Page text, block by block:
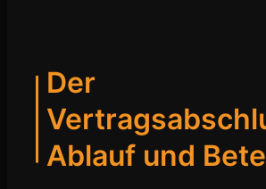
Der
Ablauf und